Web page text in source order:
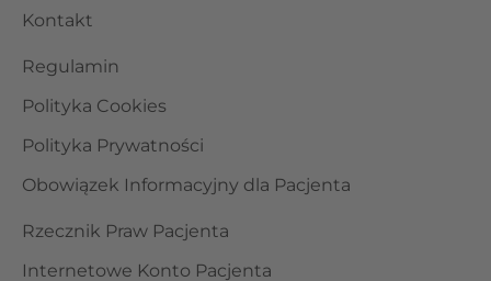
Kontakt
Regulamin
Polityka Cookies
Polityka Prywatności
Obowiązek Informacyjny dla Pacjenta
Rzecznik Praw Pacjenta
Internetowe Konto Pacjenta